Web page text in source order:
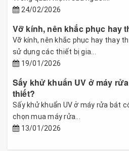
24/02/2026
Vỡ kính, nên khắc phục hay
Vỡ kính, nên khắc phục hay thay
sử dụng các thiết bị gia...
19/01/2026
Sấy khử khuẩn UV ở máy
thiết?
Sấy khử khuẩn UV ở máy rửa bát
chọn mua máy rửa...
13/01/2026